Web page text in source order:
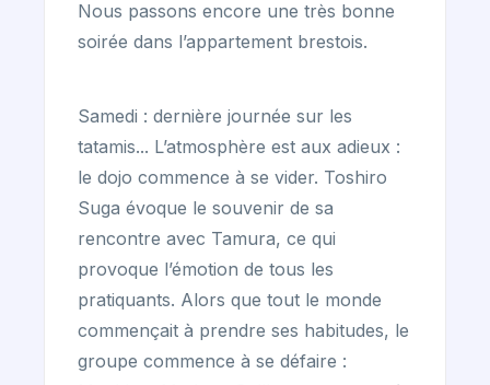
Nous passons encore une très bonne
soirée dans l’appartement brestois.
Samedi : dernière journée sur les
tatamis... L’atmosphère est aux adieux :
le dojo commence à se vider. Toshiro
Suga évoque le souvenir de sa
rencontre avec Tamura, ce qui
provoque l’émotion de tous les
pratiquants. Alors que tout le monde
commençait à prendre ses habitudes, le
groupe commence à se défaire :